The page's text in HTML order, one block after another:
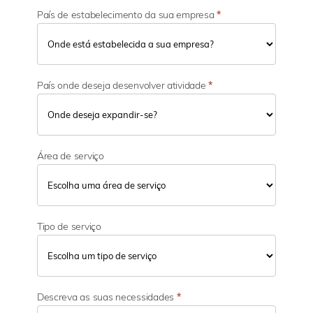
País de estabelecimento da sua empresa*
País onde deseja desenvolver atividade*
Área de serviço
Tipo de serviço
Descreva as suas necessidades *